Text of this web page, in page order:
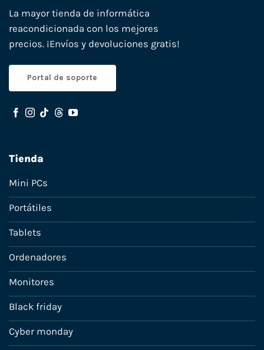
La mayor tienda de informática
reacondicionada con los mejores
precios. ¡Envíos y devoluciones gratis!
Portal de soporte
Tienda
Mini PCs
Portátiles
Tablets
Ordenadores
Monitores
Black friday
Cyber monday